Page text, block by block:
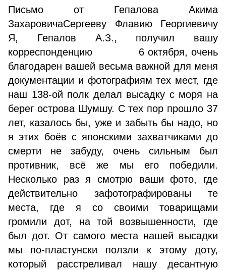
Письмо от Гепалова Акима
ЗахаровичаСергееву Флавию Георгиевичу
Я, Гепалов А.З., получил вашу
корреспонденцию 6 октября, очень
благодарен вашей весьма важной для меня
документации и фотографиям тех мест, где
наш 138-ой полк делал высадку с моря на
берег острова Шумшу. С тех пор прошло 37
лет, казалось бы, уже и забыть бы надо, но
я этих боёв с японскими захватчиками до
смерти не забуду, очень сильным был
противник, всё же мы его победили.
Несколько раз я смотрю ваши фото, где
действительно зафотографированы те
места, где я со своими товарищами
громили дот, на той возвышенности, где
был дот. От самого места нашей высадки
мы по-пластунски ползли к этому доту,
который расстреливал нашу десантную